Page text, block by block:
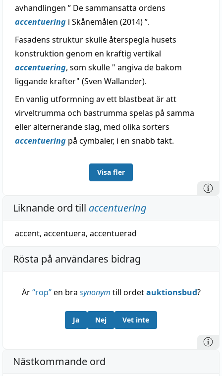
avhandlingen ” De sammansatta ordens
accentuering i Skånemålen (2014) ”.
Fasadens struktur skulle återspegla husets
konstruktion genom en kraftig vertikal
accentuering, som skulle " angiva de bakom
liggande krafter" (Sven Wallander).
En vanlig utformning av ett blastbeat är att
virveltrumma och bastrumma spelas på samma
eller alternerande slag, med olika sorters
accentuering på cymbaler, i en snabb takt.
Visa fler
Liknande ord till accentuering
accent, accentuera, accentuerad
Rösta på användares bidrag
Är“rop”en bra synonym till ordetauktionsbud?
Ja Nej Vet inte
Nästkommande ord